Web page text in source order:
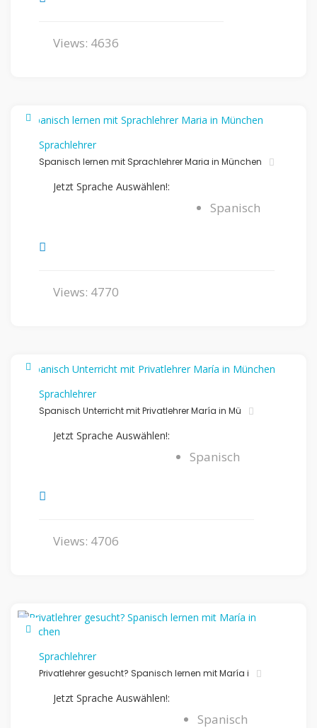
Views: 4636
Sprachlehrer
Spanisch lernen mit Sprachlehrer Maria in München
Jetzt Sprache Auswählen!:
Spanisch
Views: 4770
Sprachlehrer
Spanisch Unterricht mit Privatlehrer María in Mü
Jetzt Sprache Auswählen!:
Spanisch
Views: 4706
Sprachlehrer
Privatlehrer gesucht? Spanisch lernen mit María i
Jetzt Sprache Auswählen!:
Spanisch